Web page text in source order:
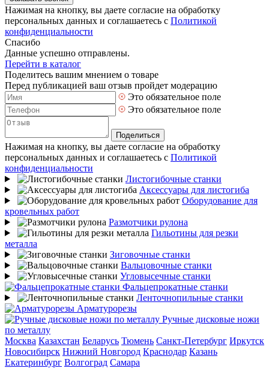
Нажимая на кнопку, вы даете согласие на обработку
персональных данных и соглашаетесь с Политикой
конфиденциальности
Спасибо
Данные успешно отправлены.
Перейти в каталог
Поделитесь вашим мнением о товаре
Перед публикацией ваш отзыв пройдет модерацию
Это обязательное поле
Это обязательное поле
Поделиться
Нажимая на кнопку, вы даете согласие на обработку
персональных данных и соглашаетесь с Политикой
конфиденциальности
Листогибочные станки
Аксессуары для листогиба
Оборудование для
кровельных работ
Размотчики рулона
Гильотины для резки
металла
Зиговочные станки
Вальцовочные станки
Угловысечные станки
Фальцепрокатные станки
Ленточнопильные станки
Арматурорезы
Ручные дисковые ножи
по металлу
Москва Казахстан Беларусь Тюмень Санкт-Петербург Иркутск
Новосибирск Нижний Новгород Краснодар Казань
Екатеринбург Волгоград Самара